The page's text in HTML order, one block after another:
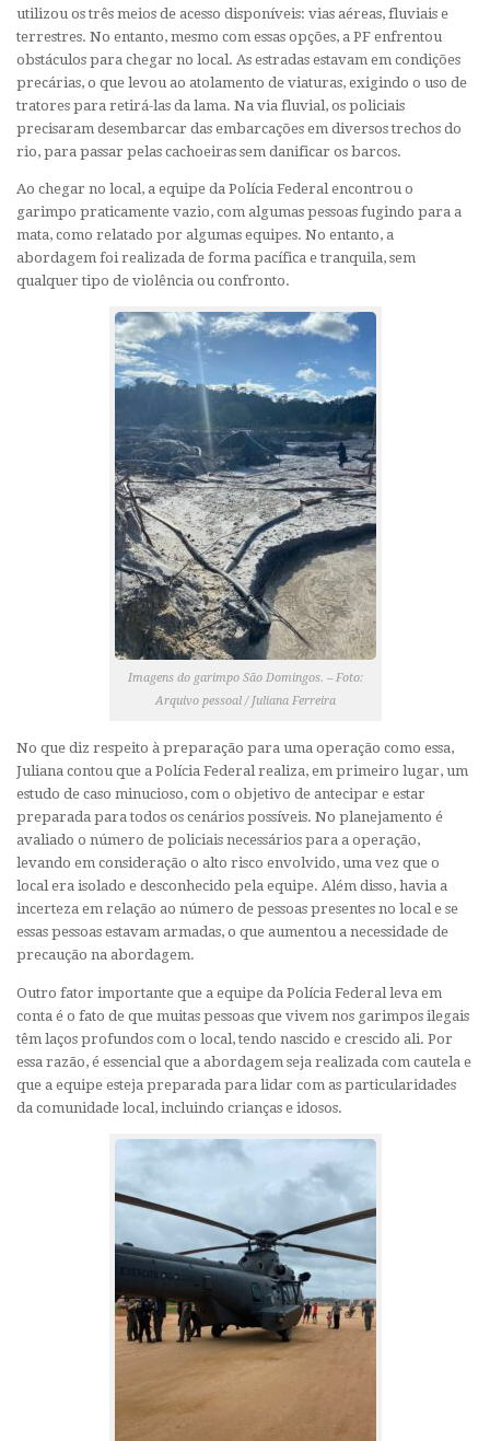
utilizou os três meios de acesso disponíveis: vias aéreas, fluviais e
terrestres. No entanto, mesmo com essas opções, a PF enfrentou
obstáculos para chegar no local. As estradas estavam em condições
precárias, o que levou ao atolamento de viaturas, exigindo o uso de
tratores para retirá-las da lama. Na via fluvial, os policiais
precisaram desembarcar das embarcações em diversos trechos do
rio, para passar pelas cachoeiras sem danificar os barcos.
Ao chegar no local, a equipe da Polícia Federal encontrou o
garimpo praticamente vazio, com algumas pessoas fugindo para a
mata, como relatado por algumas equipes. No entanto, a
abordagem foi realizada de forma pacífica e tranquila, sem
qualquer tipo de violência ou confronto.
Imagens do garimpo São Domingos. – Foto:
Arquivo pessoal / Juliana Ferreira
No que diz respeito à preparação para uma operação como essa,
Juliana contou que a Polícia Federal realiza, em primeiro lugar, um
estudo de caso minucioso, com o objetivo de antecipar e estar
preparada para todos os cenários possíveis. No planejamento é
avaliado o número de policiais necessários para a operação,
levando em consideração o alto risco envolvido, uma vez que o
local era isolado e desconhecido pela equipe. Além disso, havia a
incerteza em relação ao número de pessoas presentes no local e se
essas pessoas estavam armadas, o que aumentou a necessidade de
precaução na abordagem.
Outro fator importante que a equipe da Polícia Federal leva em
conta é o fato de que muitas pessoas que vivem nos garimpos ilegais
têm laços profundos com o local, tendo nascido e crescido ali. Por
essa razão, é essencial que a abordagem seja realizada com cautela e
que a equipe esteja preparada para lidar com as particularidades
da comunidade local, incluindo crianças e idosos.